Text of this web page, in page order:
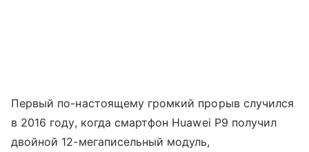
Первый по-настоящему громкий прорыв случился
в 2016 году, когда смартфон Huawei P9 получил
двойной 12-мегаписельный модуль,